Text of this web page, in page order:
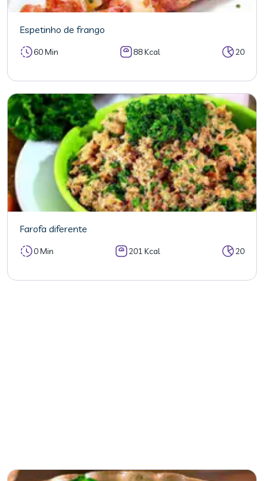
Espetinho de frango
60 Min 88 Kcal 20
Farofa diferente
0 Min 201 Kcal 20